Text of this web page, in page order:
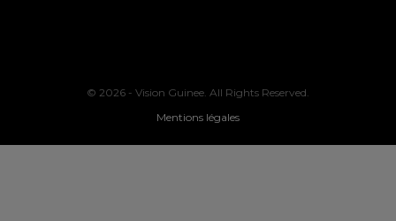
© 2026 - Vision Guinee. All Rights Reserved.
Mentions légales